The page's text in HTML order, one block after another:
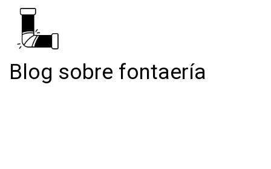
Blog sobre fontaería